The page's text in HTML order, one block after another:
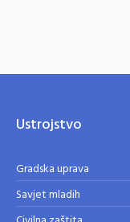
Ustrojstvo
Gradska uprava
Savjet mladih